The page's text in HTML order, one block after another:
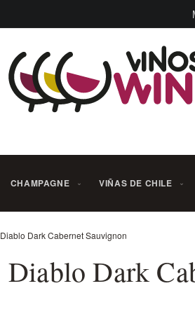
al
CHAMPAGNE VIÑAS DE CHILE
Diablo Dark Cabernet Sauvignon
Diablo Dark